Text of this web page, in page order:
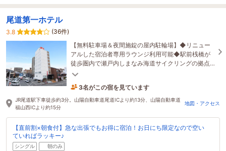
尾道第一ホテル
3.8
(36件)
【無料駐車場＆夜間施錠の屋内駐輪場】◆リニュー
アルした宿泊者専用ラウンジ利用可能◆駅前桟橋が
徒歩圏内で瀬戸内しまなみ海道サイクリングの拠点
に◎＜チェックイン14時 ～OK＞コンビニまで徒歩1
3名がこの宿を見ています
4時間前に予約されました
JR尾道駅下車徒歩約3分。山陽自動車道尾道ICより約13分、山陽自動車道
福山西ICより約15分
地図・アクセス
【直前割×朝食付】急な出張でもお得に宿泊！お日にち限定なので空い
ていればラッキー♪
シングル 朝のみ